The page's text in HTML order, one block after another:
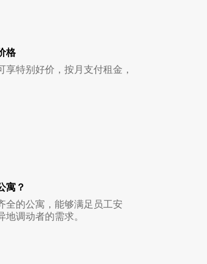
格
享特别好价，按月支付租金，
寓？
全的公寓，能够满足员工安
调动者的需求。